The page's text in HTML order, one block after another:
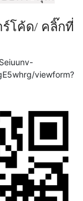
โค้ด/ คลิ๊กที่
viewform?